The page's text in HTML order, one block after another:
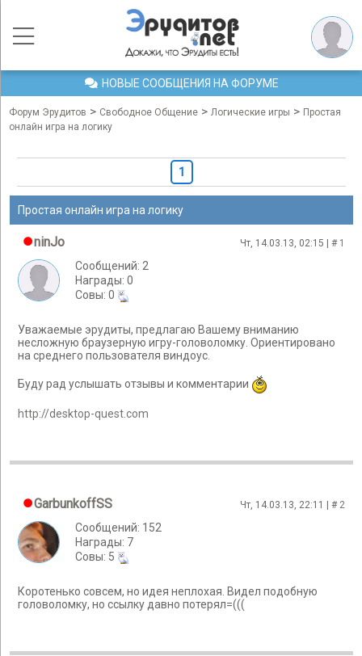
НОВЫЕ СООБЩЕНИЯ НА ФОРУМЕ
Форум Эрудитов > Свободное Общение > Логические игры > Простая
онлайн игра на логику
1
Простая онлайн игра на логику
ninJo Чт, 14.03.13, 02:15 | # 1
Сообщений: 2
Награды: 0
Cовы: 0
Уважаемые эрудиты, предлагаю Вашему вниманию
несложную браузерную игру-головоломку. Ориентировано
на среднего пользователя виндоус.
Буду рад услышать отзывы и комментарии
http://desktop-quest.com
GarbunkoffSS Чт, 14.03.13, 22:11 | # 2
Сообщений: 152
Награды: 7
Cовы: 5
Коротенько совсем, но идея неплохая. Видел подобную
головоломку, но ссылку давно потерял=(((